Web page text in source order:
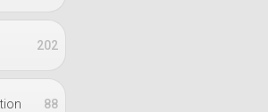
202
88